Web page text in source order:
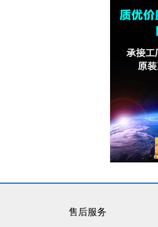
售后服务